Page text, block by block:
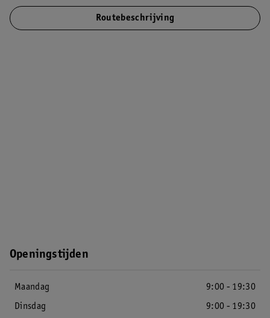
Routebeschrijving
Openingstijden
Maandag
9:00 - 19:30
Dinsdag
9:00 - 19:30